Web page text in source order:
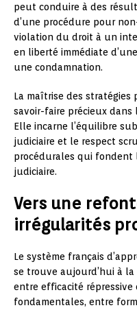
peut conduire à des
d’une procédure pour
violation du droit à un
en liberté immédiate
une condamnation.
La maîtrise des
savoir-faire précieux dans
Elle incarne l’équilibre
judiciaire et le respect
procédurales qui fondent
judiciaire.
Vers une
irrégularités
Le système français
se trouve aujourd’hui à la
entre efficacité
fondamentales, entre